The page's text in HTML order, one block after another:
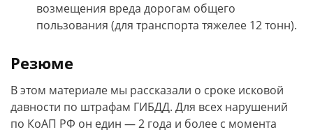
возмещения вреда дорогам общего
пользования (для транспорта тяжелее 12 тонн).
Резюме
В этом материале мы рассказали о сроке исковой
давности по штрафам ГИБДД. Для всех нарушений
по КоАП РФ он един — 2 года и более с момента